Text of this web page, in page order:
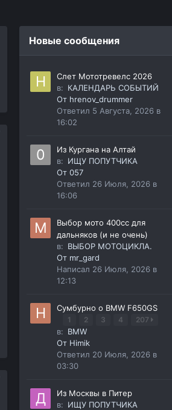
Новые сообщения
Слет Мототревелс 2026
в: КАЛЕНДАРЬ СОБЫТИЙ
От hrenov_drummer
Ответил 5 Августа, 2026 в
16:02
Из Кургана на Алтай
в: ИЩУ ПОПУТЧИКА
От 057
Ответил 26 Июля, 2026 в
16:06
Выбор мото 400сс для
дальняков (и не очень)
в: ВЫБОР МОТОЦИКЛА.
От mr_gard
Написал 26 Июля, 2026 в
12:13
Сумбурно о BMW F650GS
1 2 3 4 207
в: BMW
От Himik
Ответил 20 Июля, 2026 в
03:30
Из Москвы в Питер
в: ИЩУ ПОПУТЧИКА